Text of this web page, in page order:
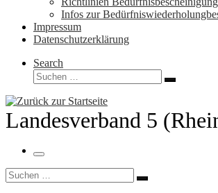
Infos zur
Impressum
Datenschutzerklärung
Search
Suche
Suchen …
Landesverband 5
Menü
Suche
Suchen …